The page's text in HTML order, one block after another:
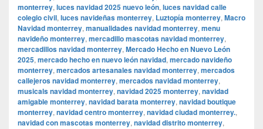
monterrey, luces navidad 2025 nuevo león, luces navidad calle
colegio civil, luces navideñas monterrey, Luztopía monterrey, Macro
Navidad monterrey, manualidades navidad monterrey, menu
navideño monterrey, mercadillo mascotas navidad monterrey,
mercadillos navidad monterrey, Mercado Hecho en Nuevo León
2025, mercado hecho en nuevo león navidad, mercado navideño
monterrey, mercados artesanales navidad monterrey, mercados
callejeros navidad monterrey, mercados navidad monterrey,
musicals navidad monterrey, navidad 2025 monterrey, navidad
amigable monterrey, navidad barata monterrey, navidad boutique
monterrey, navidad centro monterrey, navidad ciudad monterrey.,
navidad con mascotas monterrey, navidad distrito monterrey,